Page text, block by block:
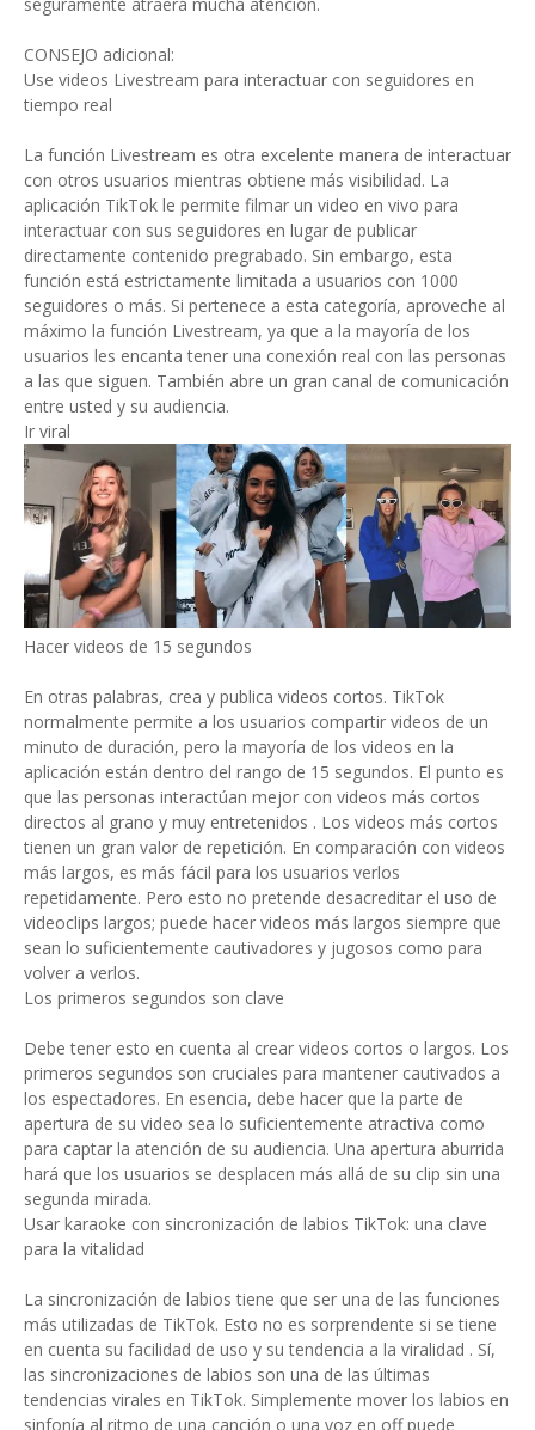
CONSEJO adicional:
Use videos Livestream para interactuar con seguidores en
tiempo real
La función Livestream es otra excelente manera de interactuar
con otros usuarios mientras obtiene más visibilidad. La
aplicación TikTok le permite filmar un video en vivo para
interactuar con sus seguidores en lugar de publicar
directamente contenido pregrabado. Sin embargo, esta
función está estrictamente limitada a usuarios con 1000
seguidores o más. Si pertenece a esta categoría, aproveche al
máximo la función Livestream, ya que a la mayoría de los
usuarios les encanta tener una conexión real con las personas
a las que siguen. También abre un gran canal de comunicación
entre usted y su audiencia.
Ir viral
Hacer videos de 15 segundos
En otras palabras, crea y publica videos cortos. TikTok
normalmente permite a los usuarios compartir videos de un
minuto de duración, pero la mayoría de los videos en la
aplicación están dentro del rango de 15 segundos. El punto es
que las personas interactúan mejor con videos más cortos
directos al grano y muy entretenidos . Los videos más cortos
tienen un gran valor de repetición. En comparación con videos
más largos, es más fácil para los usuarios verlos
repetidamente. Pero esto no pretende desacreditar el uso de
videoclips largos; puede hacer videos más largos siempre que
sean lo suficientemente cautivadores y jugosos como para
volver a verlos.
Los primeros segundos son clave
Debe tener esto en cuenta al crear videos cortos o largos. Los
primeros segundos son cruciales para mantener cautivados a
los espectadores. En esencia, debe hacer que la parte de
apertura de su video sea lo suficientemente atractiva como
para captar la atención de su audiencia. Una apertura aburrida
hará que los usuarios se desplacen más allá de su clip sin una
segunda mirada.
Usar karaoke con sincronización de labios TikTok: una clave
para la vitalidad
La sincronización de labios tiene que ser una de las funciones
más utilizadas de TikTok. Esto no es sorprendente si se tiene
en cuenta su facilidad de uso y su tendencia a la viralidad . Sí,
las sincronizaciones de labios son una de las últimas
tendencias virales en TikTok. Simplemente mover los labios en
sinfonía al ritmo de una canción o una voz en off puede